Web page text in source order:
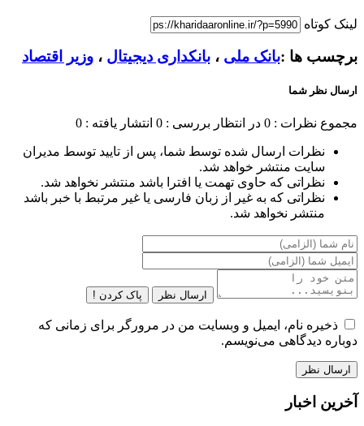
لینک کوتاه
برچسب ها :بانک ملی ، بانکداری دیجیتال ، وزیر اقتصاد
ارسال نظر شما
مجموع نظرات : 0 در انتظار بررسی : 0 انتشار یافته : 0
نظرات ارسال شده توسط شما، پس از تایید توسط مدیران
سایت منتشر خواهد شد.
نظراتی که حاوی تهمت یا افترا باشد منتشر نخواهد شد.
نظراتی که به غیر از زبان فارسی یا غیر مرتبط با خبر باشد
منتشر نخواهد شد.
ارسال نظر پاک کردن !
ذخیره نام، ایمیل و وبسایت من در مرورگر برای زمانی که
دوباره دیدگاهی می‌نویسم.
آخرین اخبار